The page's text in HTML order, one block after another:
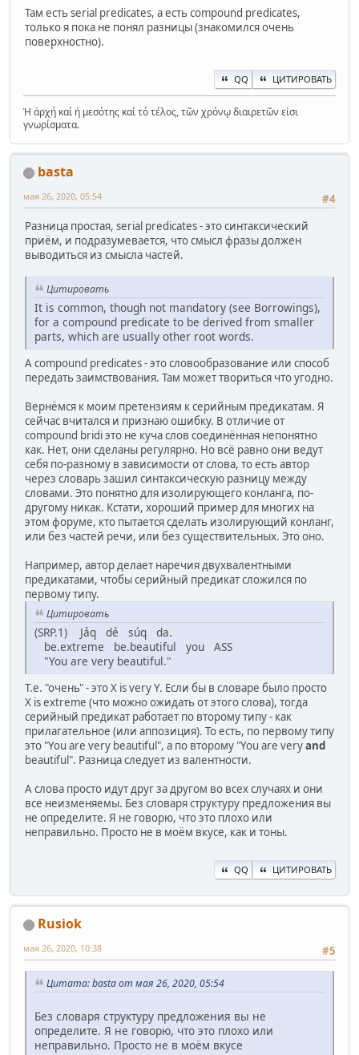
Там есть serial predicates, а есть compound predicates,
только я пока не понял разницы (знакомился очень
поверхностно).
QQ ЦИТИРОВАТЬ
Ἡ ἀρχή καί ἡ μεσότης καί τό τέλος, τῶν χρόνῳ διαιρετῶν εἰσι
γνωρίσματα.
basta
#4
мая 26, 2020, 05:54
Разница простая, serial predicates - это синтаксический
приём, и подразумевается, что смысл фразы должен
выводиться из смысла частей.
Цитировать
It is common, though not mandatory (see Borrowings),
for a compound predicate to be derived from smaller
parts, which are usually other root words.
А compound predicates - это словообразование или способ
передать заимствования. Там может твориться что угодно.
Вернёмся к моим претензиям к серийным предикатам. Я
сейчас вчитался и признаю ошибку. В отличие от
compound bridi это не куча слов соединённая непонятно
как. Нет, они сделаны регулярно. Но всё равно они ведут
себя по-разному в зависимости от слова, то есть автор
через словарь зашил синтаксическую разницу между
словами. Это понятно для изолирующего конланга, по-
другому никак. Кстати, хороший пример для многих на
этом форуме, кто пытается сделать изолирующий конланг,
или без частей речи, или без существительных. Это оно.
Например, автор делает наречия двухвалентными
предикатами, чтобы серийный предикат сложился по
первому типу.
Цитировать
(SRP.1) Jảq dẻ súq da.
be.extreme be.beautiful you ASS
"You are very beautiful."
Т.е. "очень" - это X is very Y. Если бы в словаре было просто
X is extreme (что можно ожидать от этого слова), тогда
серийный предикат работает по второму типу - как
прилагательное (или аппозиция). То есть, по первому типу
это "You are very beautiful", а по второму "You are veryand
beautiful". Разница следует из валентности.
А слова просто идут друг за другом во всех случаях и они
все неизменяемы. Без словаря структуру предложения вы
не определите. Я не говорю, что это плохо или
неправильно. Просто не в моём вкусе, как и тоны.
QQ ЦИТИРОВАТЬ
Rusiok
#5
мая 26, 2020, 10:38
Цитата: basta от мая 26, 2020, 05:54
Без словаря структуру предложения вы не
определите. Я не говорю, что это плохо или
неправильно. Просто не в моём вкусе